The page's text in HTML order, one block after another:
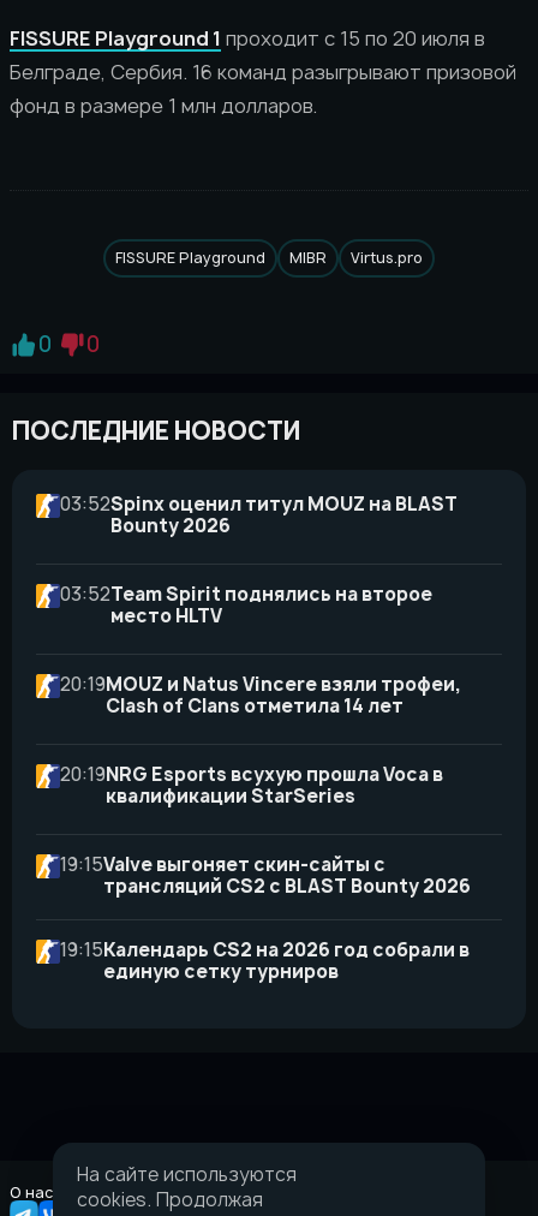
FISSURE Playground 1 проходит с 15 по 20 июля в
Белграде, Сербия. 16 команд разыгрывают призовой
фонд в размере 1 млн долларов.
FISSURE Playground MIBR Virtus.pro
0 0
ПОСЛЕДНИЕ НОВОСТИ
03:52Spinx оценил титул MOUZ на BLAST
Bounty 2026
03:52Team Spirit поднялись на второе
место HLTV
20:19MOUZ и Natus Vincere взяли трофеи,
Clash of Clans отметила 14 лет
20:19NRG Esports всухую прошла Voca в
квалификации StarSeries
19:15Valve выгоняет скин-сайты с
трансляций CS2 с BLAST Bounty 2026
19:15Календарь CS2 на 2026 год собрали в
единую сетку турниров
О нас Правовая информация
На сайте используются
cookies. Продолжая